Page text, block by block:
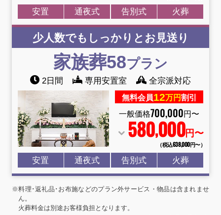
安置 通夜式 告別式 火葬
少人数でもしっかりとお見送り
家族葬58プラン
2日間 専用安置室 全宗派対応
無料会員12万円割引
一般価格700,000円〜
580,000円〜
（税込638,000円〜）
安置 通夜式 告別式 火葬
※料理･返礼品･お布施などのプラン外サービス・物品は含まれませ
ん。
火葬料金は別途お客様負担となります。